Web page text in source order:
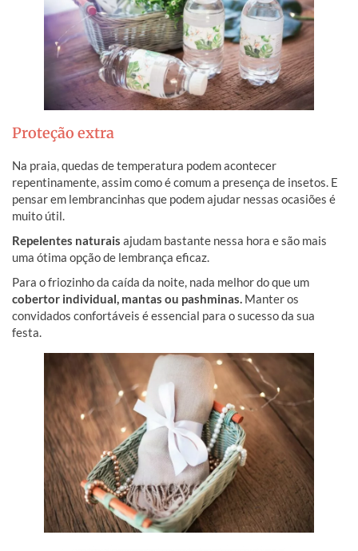
Proteção extra
Na praia, quedas de temperatura podem acontecer
repentinamente, assim como é comum a presença de insetos. E
pensar em lembrancinhas que podem ajudar nessas ocasiões é
muito útil.
Repelentes naturais ajudam bastante nessa hora e são mais
uma ótima opção de lembrança eficaz.
Para o friozinho da caída da noite, nada melhor do que um
cobertor individual, mantas ou pashminas. Manter os
convidados confortáveis é essencial para o sucesso da sua
festa.